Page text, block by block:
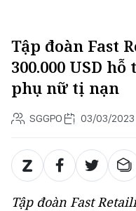
Tập đoàn Fast
300.000 USD
phụ nữ tị nạn
SGGPO 03/03/
Tập đoàn Fast